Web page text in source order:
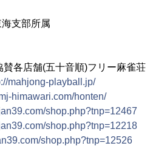
支部所属
各店舗(五十音順)フリー麻雀荘
mahjong-playball.jp/
himawari.com/honten/
shop.php?tnp=12467
shop.php?tnp=12218
shop.php?tnp=12526